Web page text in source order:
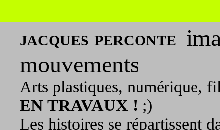
jacques perconte
mouvements
Arts plastiques, numérique,
EN TRAVAUX ! ;)
Les histoires se répartissent